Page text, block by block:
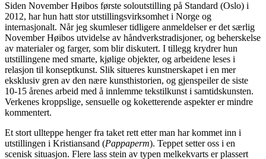
Siden November Høibos første soloutstilling på Standard (Oslo) i
2012, har hun hatt stor utstillingsvirksomhet i Norge og
internasjonalt. Når jeg skumleser tidligere anmeldelser er det særlig
November Høibos utvidelse av håndverkstradisjoner, og beherskelse
av materialer og farger, som blir diskutert. I tillegg krydrer hun
utstillingene med smarte, kjølige objekter, og arbeidene leses i
relasjon til konseptkunst. Slik situeres kunstnerskapet i en mer
eksklusiv gren av den nære kunsthistorien, og gjenspeiler de siste
10-15 årenes arbeid med å innlemme tekstilkunst i samtidskunsten.
Verkenes kroppslige, sensuelle og koketterende aspekter er mindre
kommentert.
Et stort ullteppe henger fra taket rett etter man har kommet inn i
utstillingen i Kristiansand (Pappaperm). Teppet setter oss i en
scenisk situasjon. Flere lass stein av typen melkekvarts er plassert